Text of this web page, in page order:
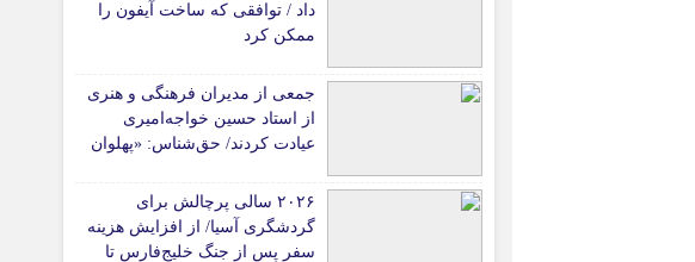
داد / توافقی که ساخت آیفون را
ممکن کرد
جمعی از مدیران فرهنگی و هنری
از استاد حسین خواجه‌امیری
عیادت کردند/ حق‌شناس: «پهلوان
برای استاد ایرج است
۲۰۲۶ سالی پرچالش برای
گردشگری آسیا/ از افزایش هزینه
سفر پس از جنگ خلیج‌فارس تا